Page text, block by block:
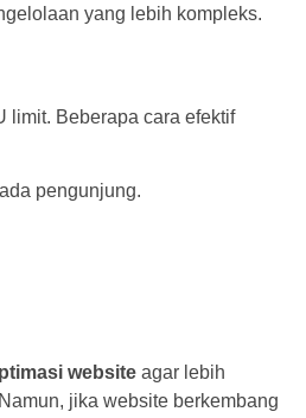
yang lebih kompleks.
limit. Beberapa cara efektif
pengunjung.
website agar lebih
jika website berkembang